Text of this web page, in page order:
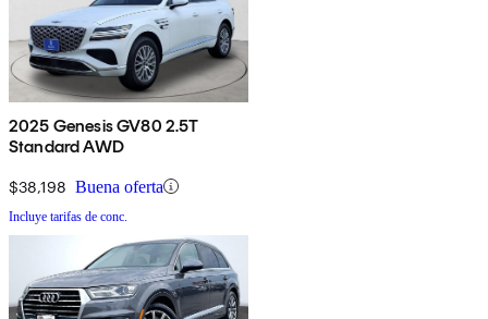
2025 Genesis GV80 2.5T
Standard AWD
$38,198 Buena oferta
Incluye tarifas de conc.